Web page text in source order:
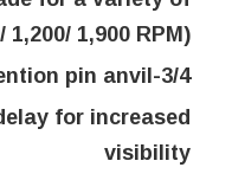
1,900 RPM)
3/4-inch hog ring with retention pin anvil
for increased
visibility